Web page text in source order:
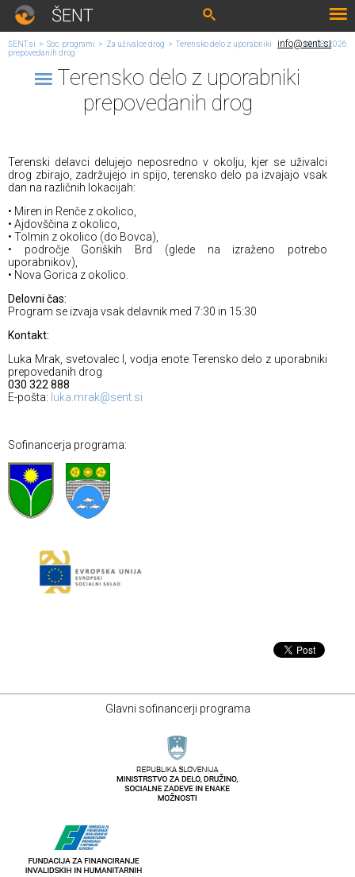
ŠENT
info@sent.si
10. 08. 2026
ŠENT.si > Soc. programi > Za uživalce drog > Terensko delo z uporabniki
prepovedanih drog
Terensko delo z uporabniki
prepovedanih drog
Terenski delavci delujejo neposredno v okolju, kjer se uživalci
drog zbirajo, zadržujejo in spijo, terensko delo pa izvajajo vsak
dan na različnih lokacijah:
• Miren in Renče z okolico,
• Ajdovščina z okolico,
• Tolmin z okolico (do Bovca),
• področje Goriških Brd (glede na izraženo potrebo
uporabnikov),
• Nova Gorica z okolico.
Delovni čas:
Program se izvaja vsak delavnik med 7:30 in 15:30
Kontakt:
Luka Mrak, svetovalec I, vodja enote Terensko delo z uporabniki
prepovedanih drog
030 322 888
E-pošta: luka.mrak@sent.si
Sofinancerja programa:
Glavni sofinancerji programa